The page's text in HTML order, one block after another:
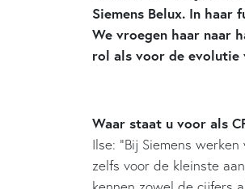
Siemens Belux. In
We vroegen haar naar
rol als voor de evolutie
Waar staat u voor als
Ilse: “Bij Siemens
zelfs voor de kleinste